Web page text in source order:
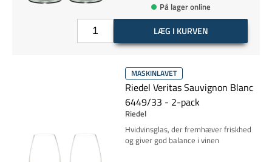
På lager online
LÆG I KURVEN
MASKINLAVET
Riedel Veritas Sauvignon Blanc
6449/33 - 2-pack
Riedel
Hvidvinsglas, der fremhæver friskhed
og giver god balance i vinen